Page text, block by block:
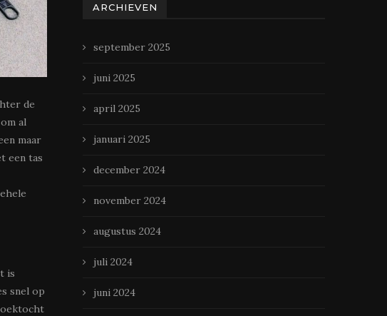
de
al
maar
een tas
is
snel op
ARCHIEVEN
september 2025
juni 2025
april 2025
januari 2025
december 2024
november 2024
augustus 2024
juli 2024
juni 2024